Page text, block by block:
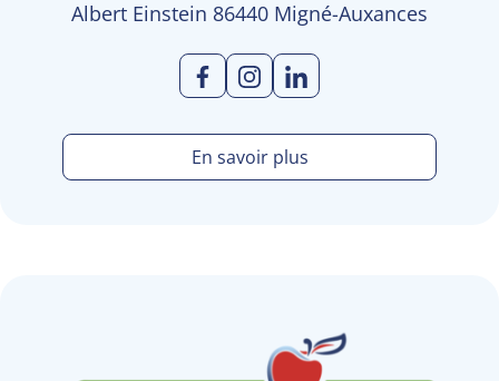
Albert Einstein 86440 Migné-Auxances
En savoir plus